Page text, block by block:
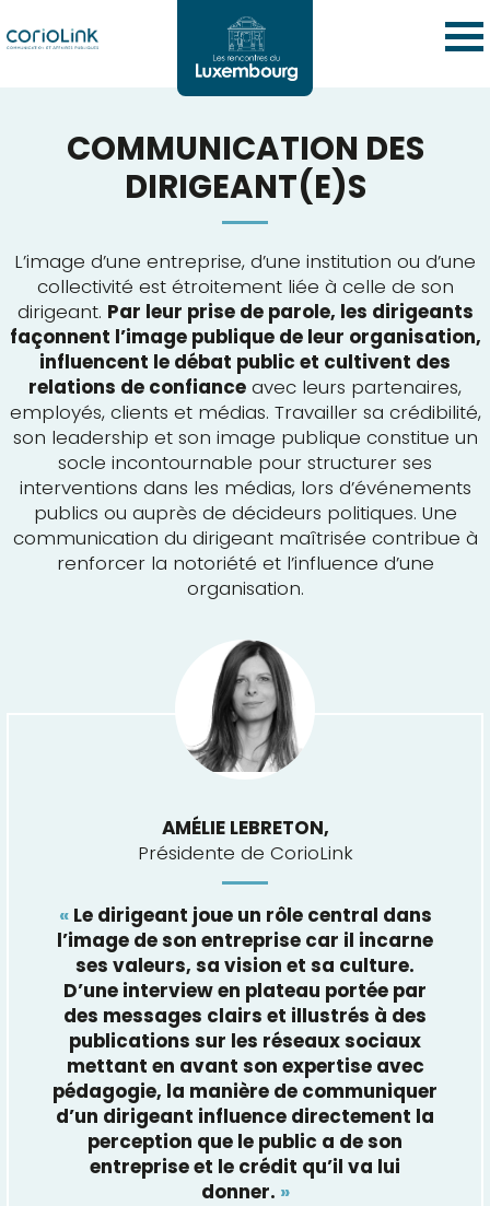
COMMUNICATION DES
DIRIGEANT(E)S
L’image d’une entreprise, d’une institution ou d’une
collectivité est étroitement liée à celle de son
dirigeant. Par leur prise de parole, les dirigeants
façonnent l’image publique de leur organisation,
influencent le débat public et cultivent des
relations de confiance avec leurs partenaires,
employés, clients et médias. Travailler sa crédibilité,
son leadership et son image publique constitue un
socle incontournable pour structurer ses
interventions dans les médias, lors d’événements
publics ou auprès de décideurs politiques. Une
communication du dirigeant maîtrisée contribue à
renforcer la notoriété et l’influence d’une
organisation.
AMÉLIE LEBRETON,
Présidente de CorioLink
«Le dirigeant joue un rôle central dans
l’image de son entreprise car il incarne
ses valeurs, sa vision et sa culture.
D’une interview en plateau portée par
des messages clairs et illustrés à des
publications sur les réseaux sociaux
mettant en avant son expertise avec
pédagogie, la manière de communiquer
d’un dirigeant influence directement la
perception que le public a de son
entreprise et le crédit qu’il va lui
donner. »